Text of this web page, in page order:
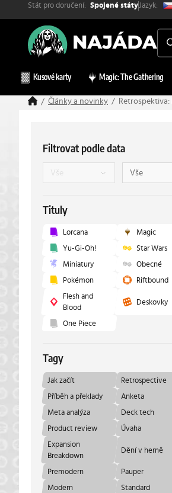
Stát pro doručení: Spojené státyJazyk:
Kusové karty Magic: The Gathering
Články a novinky
Filtrovat podle data
Tituly
Lorcana Magic
Yu-Gi-Oh! Star Wars
Miniatury Obecné
Pokémon Riftbound
Flesh and
Blood
Deskovky
One Piece
Tagy
Jak začít Retrospective
Příběh a překlady Anketa
Meta analýza Deck tech
Product review Úvaha
Expansion
Breakdown
Dění v herně
Premodern Pauper
Modern Standard